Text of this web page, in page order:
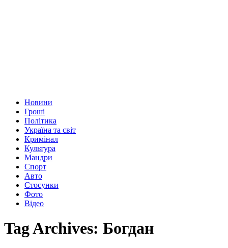
Новини
Гроші
Політика
Україна та світ
Кримінал
Культура
Мандри
Спорт
Авто
Стосунки
Фото
Відео
Tag Archives: Богдан